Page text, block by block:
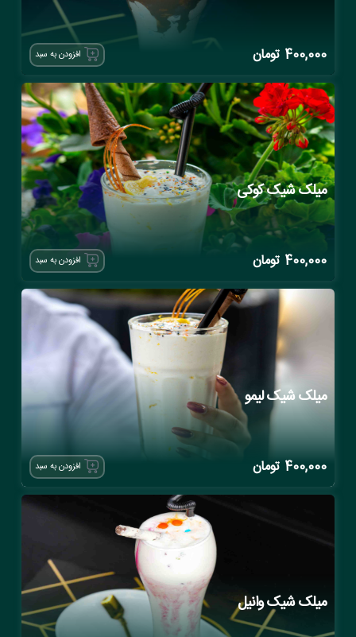
400,000 تومان افزودن به سبد
میلک شیک کوکی
400,000 تومان افزودن به سبد
میلک شیک لیمو
400,000 تومان افزودن به سبد
میلک شیک وانیل